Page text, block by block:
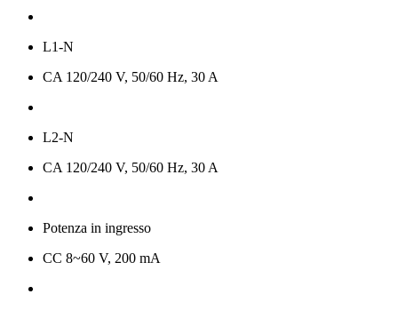
L1-N
CA 120/240 V, 50/60 Hz, 30 A
L2-N
CA 120/240 V, 50/60 Hz, 30 A
Potenza in ingresso
CC 8~60 V, 200 mA